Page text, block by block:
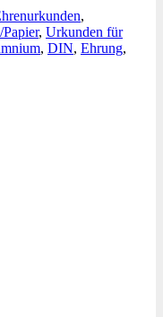
,
, Urkunden für
, DIN, Ehrung,